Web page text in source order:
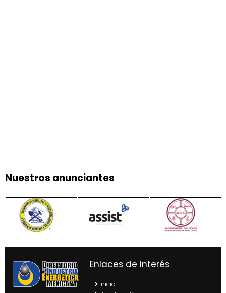
Nuestros anunciantes
Enlaces de Interés
Inicio